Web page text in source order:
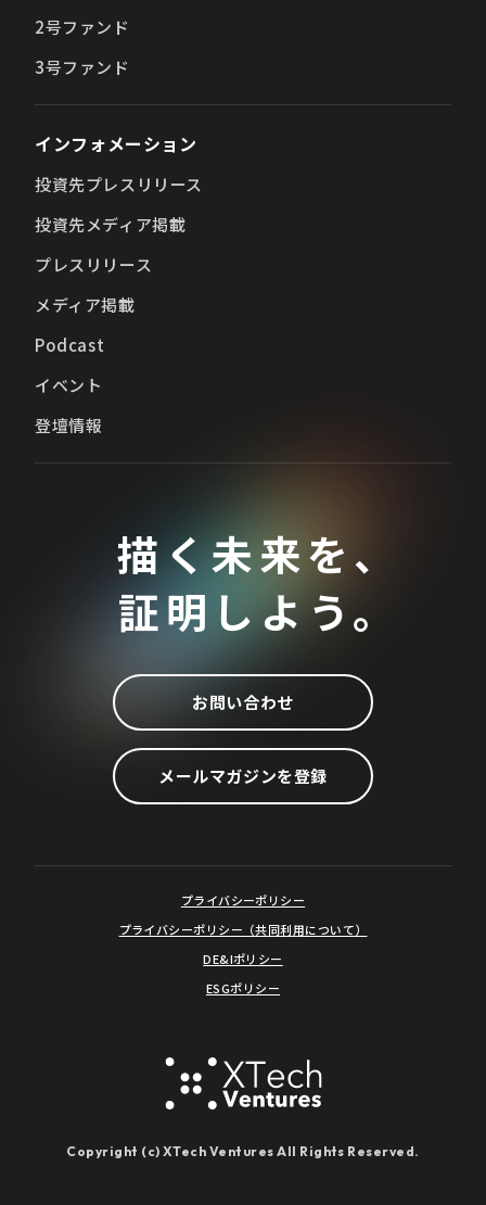
2号ファンド
3号ファンド
インフォメーション
投資先プレスリリース
投資先メディア掲載
プレスリリース
メディア掲載
Podcast
イベント
登壇情報
描く未来を、
証明しよう。
お問い合わせ
メールマガジンを登録
プライバシーポリシー
プライバシーポリシー（共同利用について）
DE&Iポリシー
ESGポリシー
Copyright (c) XTech Ventures All Rights Reserved.